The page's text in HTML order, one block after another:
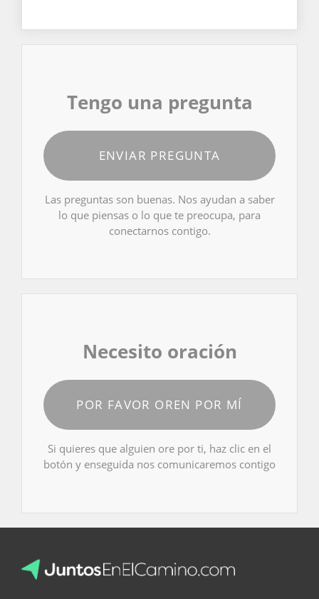
Tengo una pregunta
ENVIAR PREGUNTA
Las preguntas son buenas. Nos ayudan a saber
lo que piensas o lo que te preocupa, para
conectarnos contigo.
Necesito oración
POR FAVOR OREN POR MÍ
Si quieres que alguien ore por ti, haz clic en el
botón y enseguida nos comunicaremos contigo